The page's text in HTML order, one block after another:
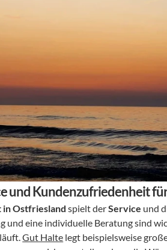
und Kundenzufriedenheit
in Ostfriesland spielt der Service und
und eine individuelle Beratung sind
Gut Halte legt beispielsweise